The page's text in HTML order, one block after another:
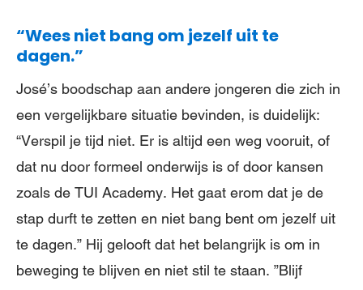
“Wees niet bang om jezelf uit te
dagen.”
José’s boodschap aan andere jongeren die zich in
een vergelijkbare situatie bevinden, is duidelijk:
“Verspil je tijd niet. Er is altijd een weg vooruit, of
dat nu door formeel onderwijs is of door kansen
zoals de TUI Academy. Het gaat erom dat je de
stap durft te zetten en niet bang bent om jezelf uit
te dagen.” Hij gelooft dat het belangrijk is om in
beweging te blijven en niet stil te staan. ”Blijf